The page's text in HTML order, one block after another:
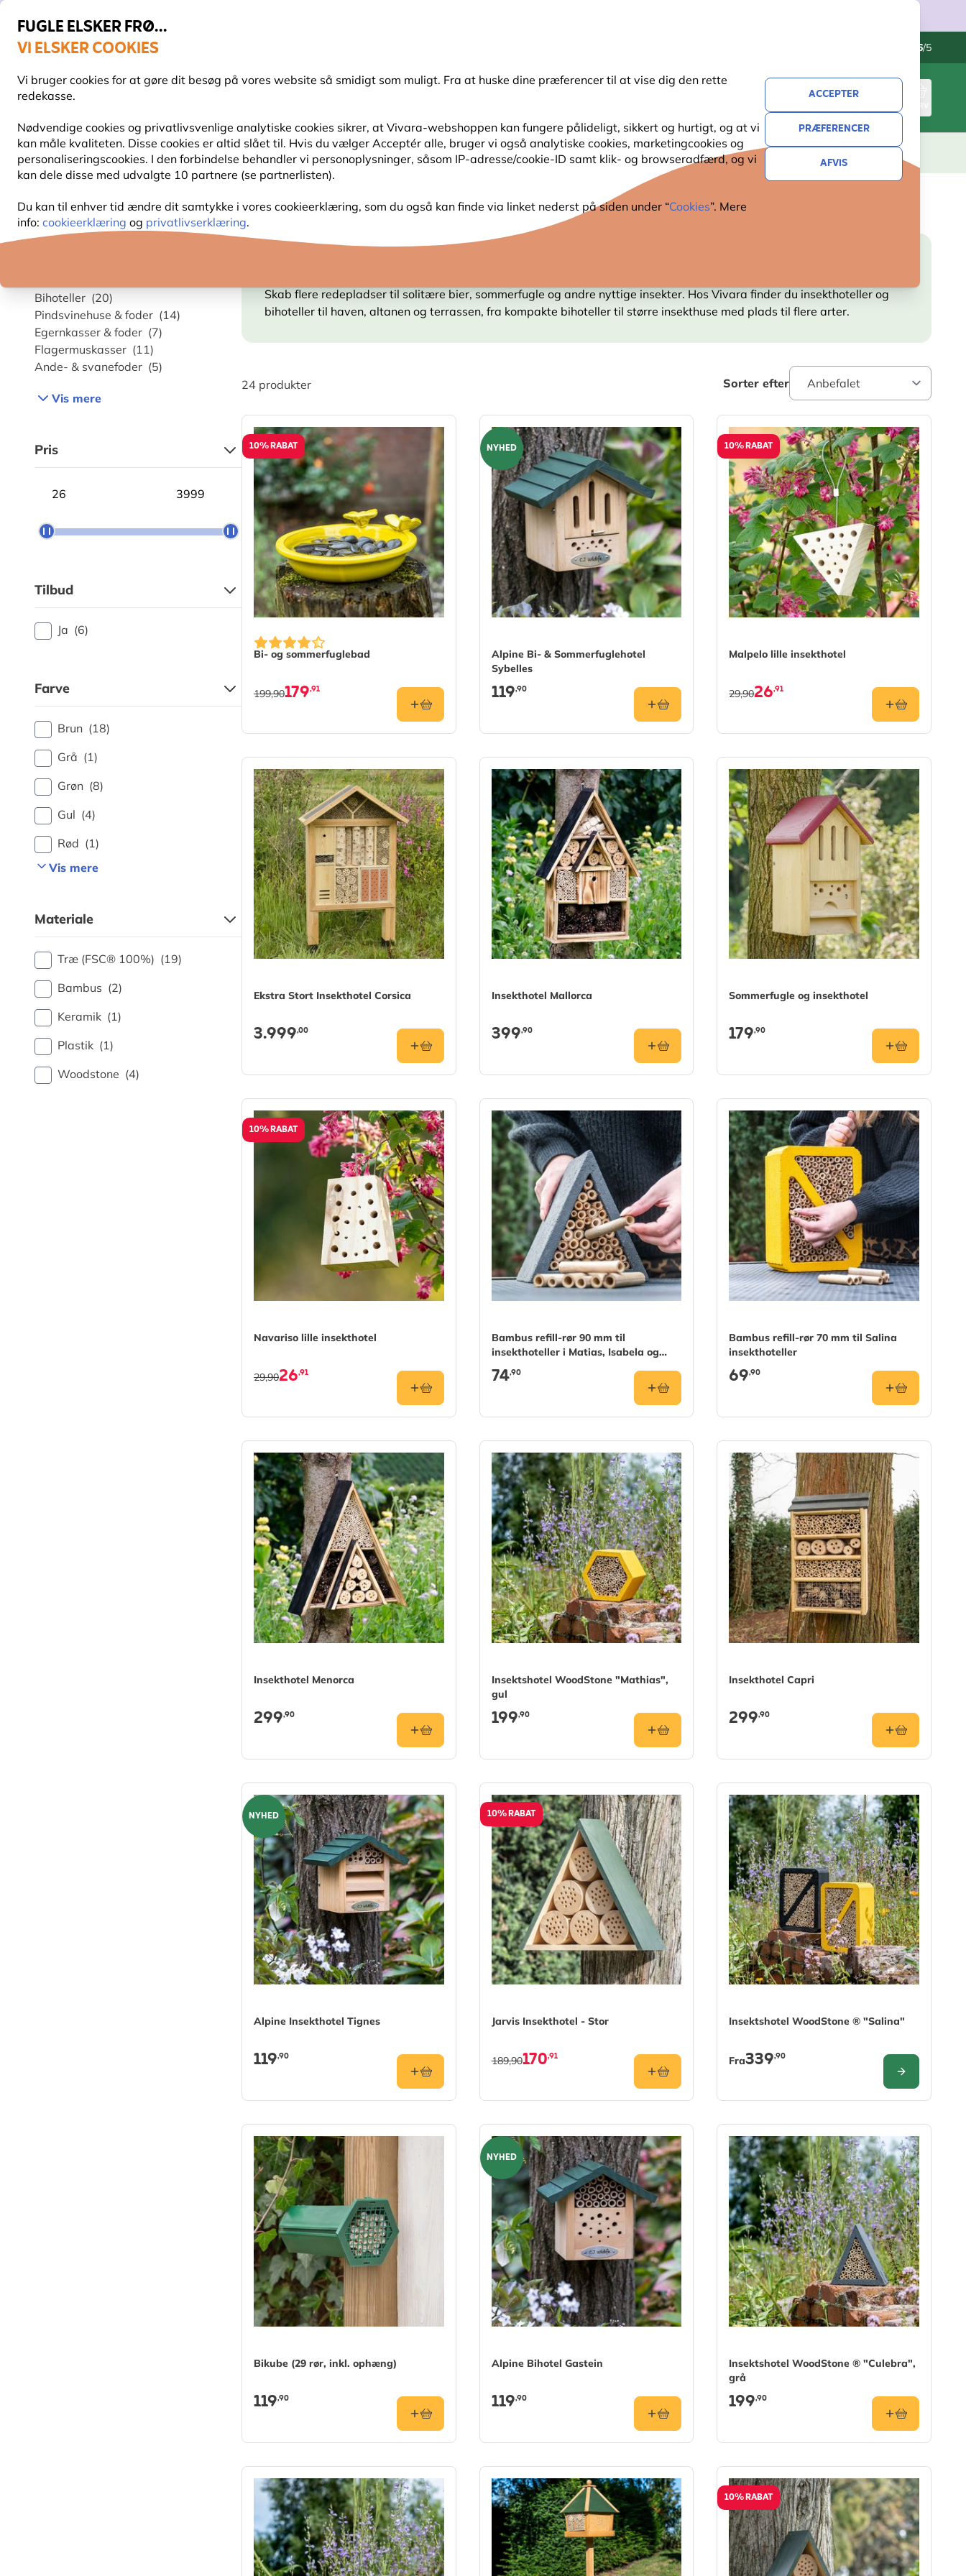
FUGLE ELSKER FRØ...
VI ELSKER COOKIES
Vi bruger cookies for at gøre dit besøg på vores website så smidigt som muligt. Fra at huske dine præferencer til at vise dig den rette
redekasse.
Nødvendige cookies og privatlivsvenlige analytiske cookies sikrer, at Vivara-webshoppen kan fungere pålideligt, sikkert og hurtigt, og at vi
kan måle kvaliteten. Disse cookies er altid slået til. Hvis du vælger Acceptér alle, bruger vi også analytiske cookies, marketingcookies og
personaliseringscookies. I den forbindelse behandler vi personoplysninger, såsom IP-adresse/cookie-ID samt klik- og browseradfærd, og vi
kan dele disse med udvalgte 10 partnere (se partnerlisten).
Du kan til enhver tid ændre dit samtykke i vores cookieerklæring, som du også kan finde via linket nederst på siden under “Cookies”. Mere
info: cookieerklæring og privatlivserklæring.
ACCEPTER
PRÆFERENCER
AFVIS
Fri fragt over 499 kr. 4.6/5
Søg
FUGLEFODER FUGLEFODERHUSE REDEKASSER HAVENS DYR PLANTEFRØ FUGLEKIGGERI GAVER NYHEDER TILBUD
Bihoteller (20)
Pindsvinehuse & foder (14)
Egernkasser & foder (7)
Flagermuskasser (11)
Ande- & svanefoder (5)
Vis mere
Pris
Tilbud
Ja (6)
Farve
Brun (18)
Grå (1)
Grøn (8)
Gul (4)
Rød (1)
Vis mere
Materiale
Træ (FSC® 100%) (19)
Bambus (2)
Keramik (1)
Plastik (1)
Woodstone (4)
Skab flere redepladser til solitære bier, sommerfugle og andre nyttige insekter. Hos Vivara finder du insekthoteller og
bihoteller til haven, altanen og terrassen, fra kompakte bihoteller til større insekthuse med plads til flere arter.
24 produkter Sorter efter
10% RABAT
Bi- og sommerfuglebad
179,91
199,90
NYHED
Alpine Bi- & Sommerfuglehotel
Sybelles
119,90
10% RABAT
Malpelo lille insekthotel
26,91
29,90
Ekstra Stort Insekthotel Corsica
3.999,00
Insekthotel Mallorca
399,90
Sommerfugle og insekthotel
179,90
10% RABAT
Navariso lille insekthotel
26,91
29,90
Bambus refill-rør 90 mm til
insekthoteller i Matias, Isabela og
Culebra
74,90
Bambus refill-rør 70 mm til Salina
insekthoteller
69,90
Insekthotel Menorca
299,90
Insektshotel WoodStone "Mathias",
gul
199,90
Insekthotel Capri
299,90
NYHED
Alpine Insekthotel Tignes
119,90
10% RABAT
Jarvis Insekthotel - Stor
170,91
189,90
Insektshotel WoodStone ® "Salina"
Fra339,90
KONFIGURER
Bikube (29 rør, inkl. ophæng)
119,90
NYHED
Alpine Bihotel Gastein
119,90
Insektshotel WoodStone ® "Culebra",
grå
199,90
10% RABAT